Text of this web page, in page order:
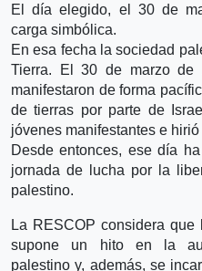
El día elegido, el 30 de
carga simbólica.
En esa fecha la sociedad
Tierra. El 30 de marzo de
manifestaron de forma
de tierras por parte de
jóvenes manifestantes e
Desde entonces, ese día
jornada de lucha por la
palestino.
La RESCOP considera
supone un hito en la
palestino y, además, se